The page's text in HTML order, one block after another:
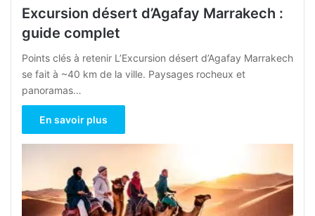
Excursion désert d’Agafay Marrakech :
guide complet
Points clés à retenir L’Excursion désert d’Agafay Marrakech
se fait à ~40 km de la ville. Paysages rocheux et
panoramas…
En savoir plus